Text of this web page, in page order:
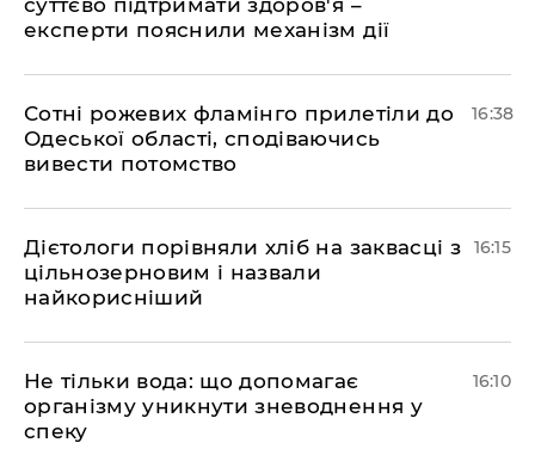
експерти пояснили механізм дії
Сотні рожевих фламінго прилетіли до
Одеської області, сподіваючись
вивести потомство
16:38
Дієтологи порівняли хліб на заквасці з
цільнозерновим і назвали
найкорисніший
16:15
Не тільки вода: що допомагає
організму уникнути зневоднення у
спеку
16:10